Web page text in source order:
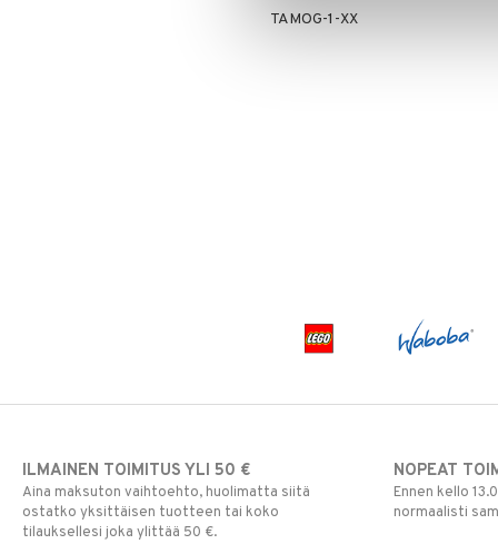
TAMOG-1-XX
ILMAINEN TOIMITUS YLI 50 €
Aina maksuton vaihtoehto, huolimatta siitä
ostatko yksittäisen tuotteen tai koko
tilauksellesi joka ylittää 50 €.
NOPEAT
Ennen kello
normaalisti